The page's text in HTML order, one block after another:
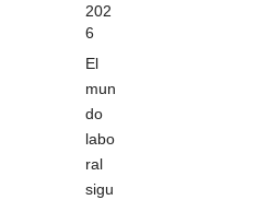
202
6
El
mun
do
labo
ral
sigu